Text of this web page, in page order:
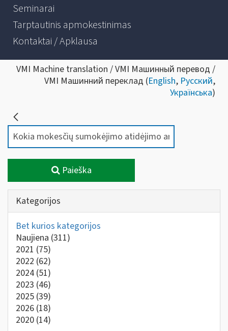
Seminarai
Tarptautinis apmokestinimas
Kontaktai / Apklausa
VMI Machine translation / VMI Машинный перевод /
VMI Машинний переклад (English, Русский,
Українська)
Paieška
Kategorijos
Bet kurios kategorijos
Naujiena (311)
2021 (75)
2022 (62)
2024 (51)
2023 (46)
2025 (39)
2026 (18)
2020 (14)